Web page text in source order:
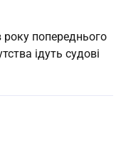
року попереднього
ідуть судові